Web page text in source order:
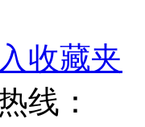
收藏夹
线：